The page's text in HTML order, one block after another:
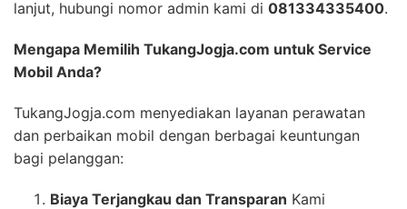
lanjut, hubungi nomor admin kami di 081334335400.
Mengapa Memilih TukangJogja.com untuk Service
Mobil Anda?
TukangJogja.com menyediakan layanan perawatan
dan perbaikan mobil dengan berbagai keuntungan
bagi pelanggan:
Biaya Terjangkau dan Transparan Kami